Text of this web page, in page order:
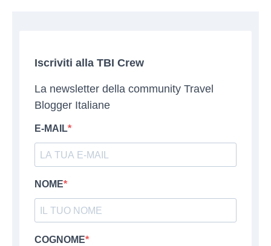
Iscriviti alla TBI Crew
La newsletter della community Travel
Blogger Italiane
E-MAIL
NOME
COGNOME